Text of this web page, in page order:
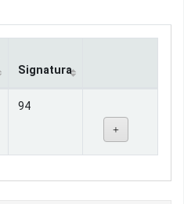
Signatura
94